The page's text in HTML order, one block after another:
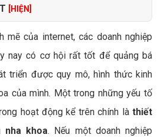
[HIỆN]
mẽ của internet, các doanh nghiệp
nay có cơ hội rất tốt để quảng bá
triển được quy mô, hình thức kinh
của mình. Một trong những yếu tố
hoạt động kể trên chính là thiết
nha khoa. Nếu một doanh nghiệp